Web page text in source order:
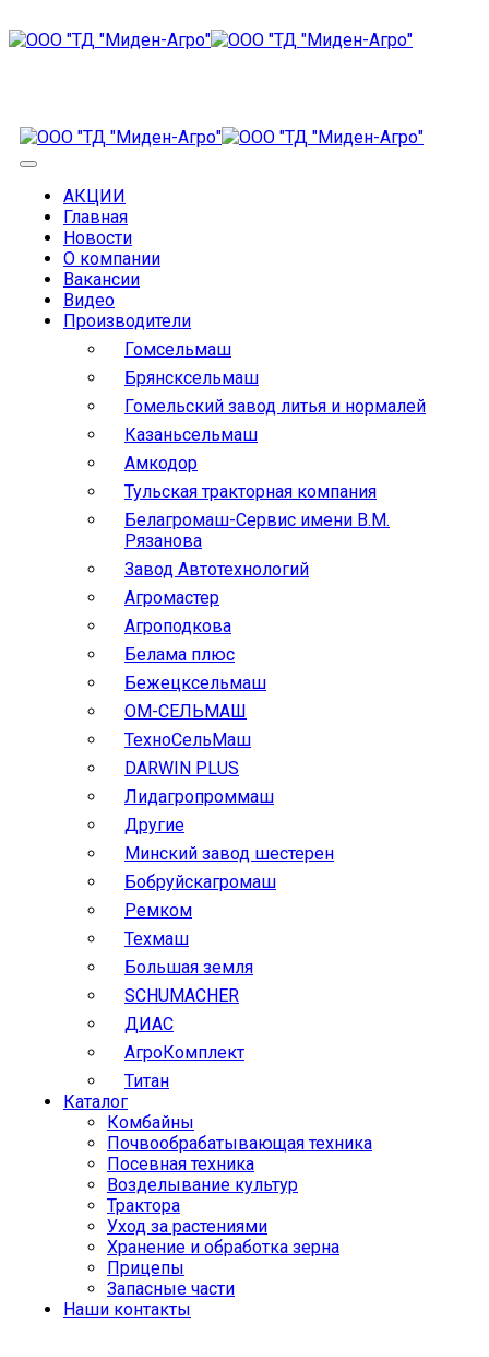
АКЦИИ
Главная
Новости
О компании
Вакансии
Видео
Производители
Гомсельмаш
Брянсксельмаш
Гомельский завод литья и нормалей
Казаньсельмаш
Амкодор
Тульская тракторная компания
Белагромаш-Сервис имени В.М.
Рязанова
Завод Автотехнологий
Агромастер
Агроподкова
Белама плюс
Бежецксельмаш
ОМ-СЕЛЬМАШ
ТехноСельМаш
DARWIN PLUS
Лидагропроммаш
Другие
Минский завод шестерен
Бобруйскагромаш
Ремком
Техмаш
Большая земля
SCHUMACHER
ДИАС
АгроКомплект
Титан
Каталог
Комбайны
Почвообрабатывающая техника
Посевная техника
Возделывание культур
Трактора
Уход за растениями
Хранение и обработка зерна
Прицепы
Запасные части
Наши контакты